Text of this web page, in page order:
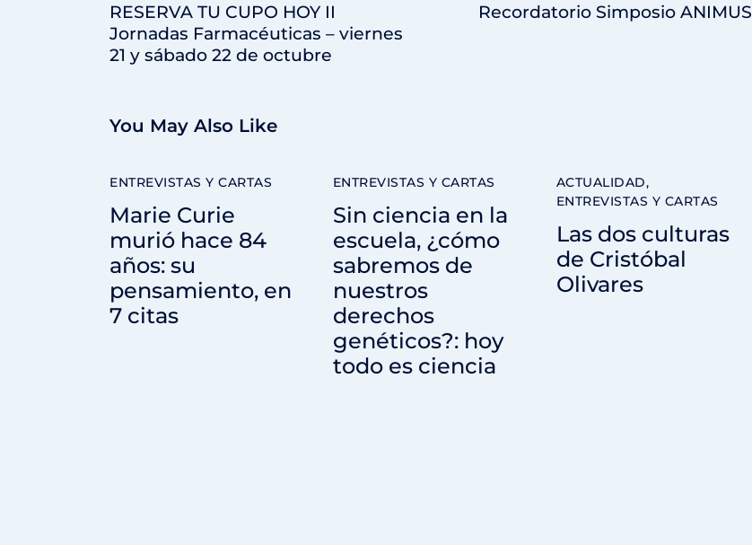
RESERVA TU CUPO HOY II
Jornadas Farmacéuticas – viernes
21 y sábado 22 de octubre
Recordatorio Simposio ANIMUS
You May Also Like
ENTREVISTAS Y CARTAS
Marie Curie
murió hace 84
años: su
pensamiento, en
7 citas
ENTREVISTAS Y CARTAS
Sin ciencia en la
escuela, ¿cómo
sabremos de
nuestros
derechos
genéticos?: hoy
todo es ciencia
ACTUALIDAD,
ENTREVISTAS Y CARTAS
Las dos culturas
de Cristóbal
Olivares